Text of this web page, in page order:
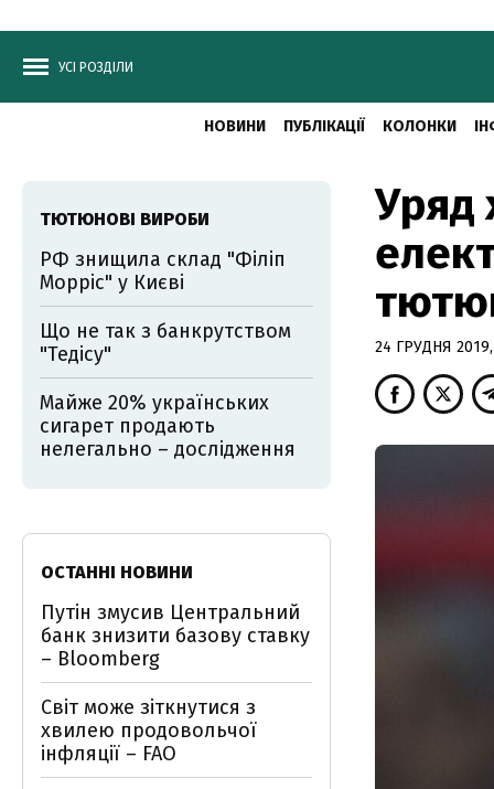
УСІ РОЗДІЛИ
НОВИНИ ПУБЛІКАЦІЇ КОЛОНКИ
Уряд
24 ГРУДНЯ 2019,
ТЮТЮНОВІ ВИРОБИ
РФ знищила склад "Філіп
Морріс" у Києві
Що не так з банкрутством
"Тедісу"
Майже 20% українських
сигарет продають
нелегально – дослідження
ОСТАННІ НОВИНИ
Путін змусив Центральний
банк знизити базову ставку
– Bloomberg
Світ може зіткнутися з
хвилею продовольчої
інфляції – FAO